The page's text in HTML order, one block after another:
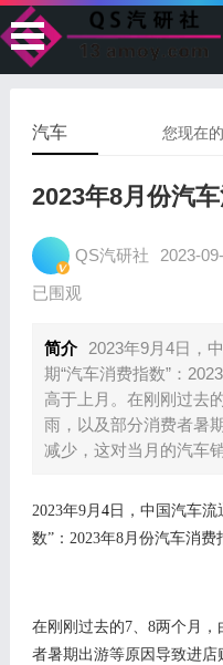
您现在
汽车
2023年8月份汽
QS汽研社 2023-
已围观
简介
2023年9月4日，
期“汽车消费指数”：
高于上月。在刚刚过去
雨，以及部分消费者暑
减少，这对当月的汽车
2023年9月 4日，中国汽车流
数”：2023年8月份汽车消费
在刚刚过去的7、8两个月
者暑期出游等原因导致进